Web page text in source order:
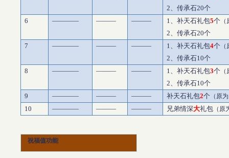
2、传承石20个
6
———— ——— ——— 1、补天石礼包5个
2、传承石20个
7
———— ——— ——— 1、补天石礼包4个
2、传承石10个
8
———— ——— ——— 1、补天石礼包3个
2、传承石10个
9
———— ——— ——— 补天石礼包2个 （原
10 ———— ——— ——— 兄弟情深大礼包 （
祝福值功能